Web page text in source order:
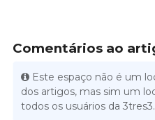
Comentários ao
Este espaço não é um
dos artigos, mas sim um
todos os usuários da 3tres3.